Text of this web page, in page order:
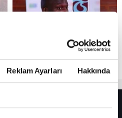
Reklam Ayarları Hakkında